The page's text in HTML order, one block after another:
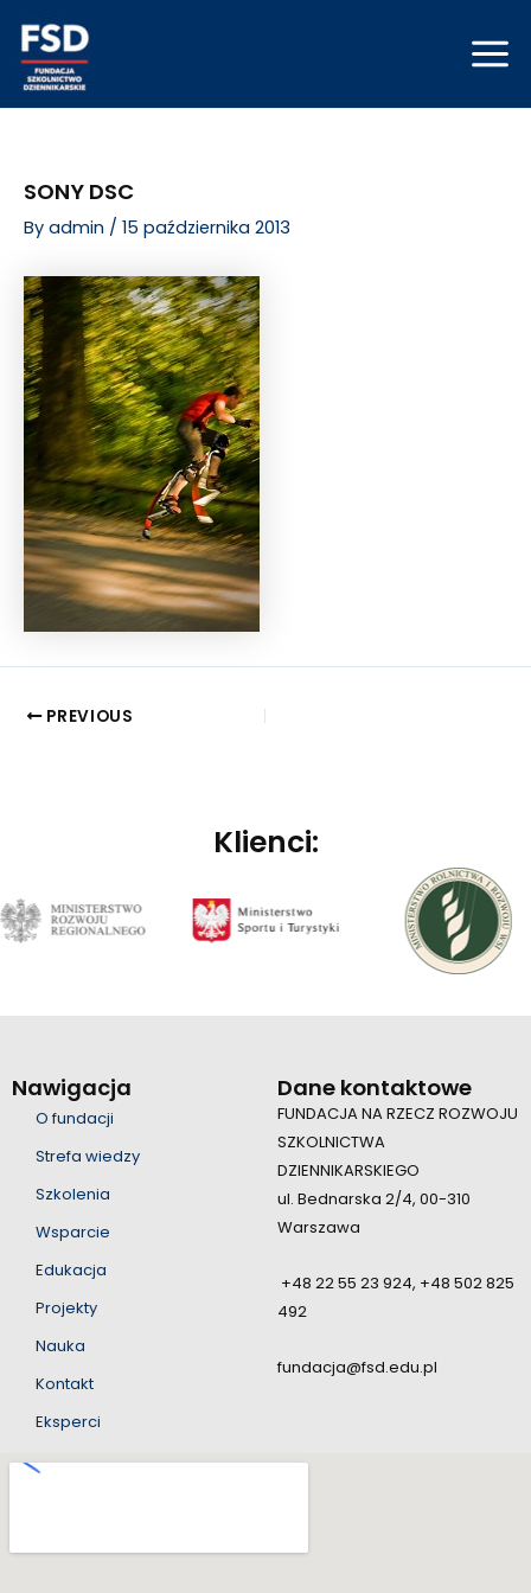
content
SONY DSC
By admin / 15 października 2013
navigation
PREVIOUS
Klienci:
Nawigacja
O fundacji
Strefa wiedzy
Szkolenia
Wsparcie
Edukacja
Projekty
Nauka
Kontakt
Eksperci
Dane kontaktowe
FUNDACJA NA RZECZ ROZWOJU
SZKOLNICTWA
DZIENNIKARSKIEGO
ul. Bednarska 2/4, 00-310
Warszawa
+48 22 55 23 924, +48 502 825
492
fundacja@fsd.edu.pl